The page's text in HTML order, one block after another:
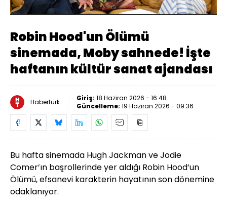
Sesi
Aç
480
Oynatma
Hızı
Robin Hood'un Ölümü
sinemada, Moby sahnede! İşte
haftanın kültür sanat ajandası
Habertürk Giriş: 18 Haziran 2026 - 16:48
Güncelleme: 19 Haziran 2026 - 09:36
Bu hafta sinemada Hugh Jackman ve Jodie
Comer’ın başrollerinde yer aldığı Robin Hood’un
Ölümü, efsanevi karakterin hayatının son dönemine
odaklanıyor.